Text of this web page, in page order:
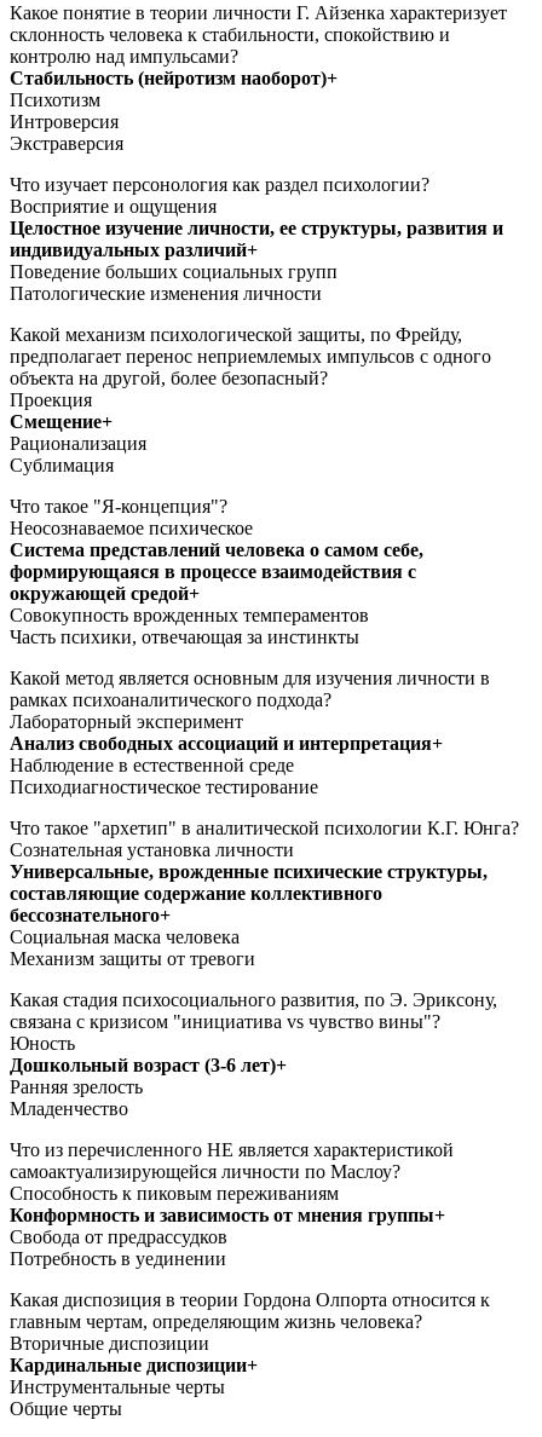
Какое понятие в теории личности Г. Айзенка характеризует
склонность человека к стабильности, спокойствию и
контролю над импульсами?
Стабильность (нейротизм наоборот)+
Психотизм
Интроверсия
Экстраверсия
Что изучает персонология как раздел психологии?
Восприятие и ощущения
Целостное изучение личности, ее структуры, развития и
индивидуальных различий+
Поведение больших социальных групп
Патологические изменения личности
Какой механизм психологической защиты, по Фрейду,
предполагает перенос неприемлемых импульсов с одного
объекта на другой, более безопасный?
Проекция
Смещение+
Рационализация
Сублимация
Что такое "Я-концепция"?
Неосознаваемое психическое
Система представлений человека о самом себе,
формирующаяся в процессе взаимодействия с
окружающей средой+
Совокупность врожденных темпераментов
Часть психики, отвечающая за инстинкты
Какой метод является основным для изучения личности в
рамках психоаналитического подхода?
Лабораторный эксперимент
Анализ свободных ассоциаций и интерпретация+
Наблюдение в естественной среде
Психодиагностическое тестирование
Что такое "архетип" в аналитической психологии К.Г. Юнга?
Сознательная установка личности
Универсальные, врожденные психические структуры,
составляющие содержание коллективного
бессознательного+
Социальная маска человека
Механизм защиты от тревоги
Какая стадия психосоциального развития, по Э. Эриксону,
связана с кризисом "инициатива vs чувство вины"?
Юность
Дошкольный возраст (3-6 лет)+
Ранняя зрелость
Младенчество
Что из перечисленного НЕ является характеристикой
самоактуализирующейся личности по Маслоу?
Способность к пиковым переживаниям
Конформность и зависимость от мнения группы+
Свобода от предрассудков
Потребность в уединении
Какая диспозиция в теории Гордона Олпорта относится к
главным чертам, определяющим жизнь человека?
Вторичные диспозиции
Кардинальные диспозиции+
Инструментальные черты
Общие черты